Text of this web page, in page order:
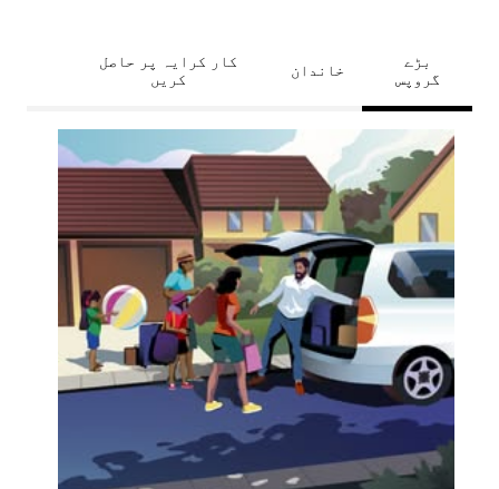
بڑے
گروپس
خاندان
کار کرایہ پر حاصل
کریں